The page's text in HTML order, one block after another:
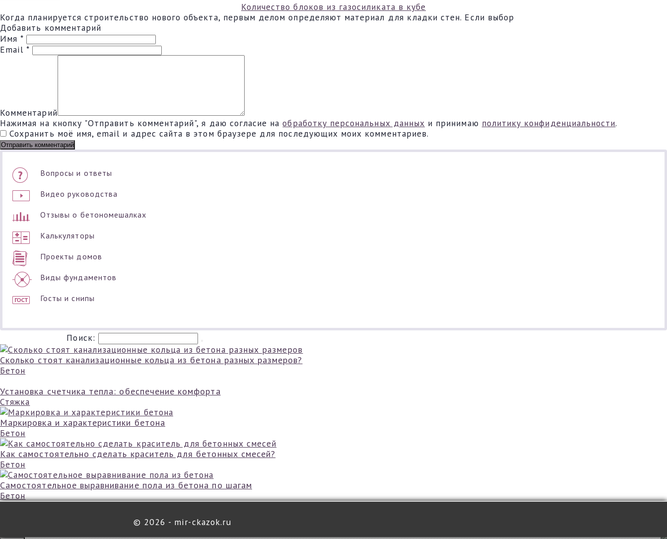
Количество блоков из газосиликата в кубе
Когда планируется строительство нового объекта, первым делом определяют материал для кладки стен. Если выбор
Добавить комментарий
Имя*
Email*
Комментарий
Нажимая на кнопку "Отправить комментарий", я даю согласие наобработку персональных данных и принимаю политику конфиденциальности.
Сохранить моё имя, email и адрес сайта в этом браузере для последующих моих комментариев.
Вопросы и ответы
Видео руководства
Отзывы о бетономешалках
Калькуляторы
Проекты домов
Виды фундаментов
Госты и снипы
Поиск:
Сколько стоят канализационные кольца из бетона разных размеров?
Бетон
Установка счетчика тепла: обеспечение комфорта
Стяжка
Маркировка и характеристики бетона
Бетон
Как самостоятельно сделать краситель для бетонных смесей?
Бетон
Самостоятельное выравнивание пола из бетона по шагам
Бетон
© 2026 - mir-ckazok.ru